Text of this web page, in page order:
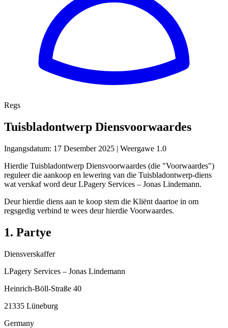
Regs
Tuisbladontwerp Diensvoorwaardes
Ingangsdatum: 17 Desember 2025 | Weergawe 1.0
Hierdie Tuisbladontwerp Diensvoorwaardes (die "Voorwaardes")
reguleer die aankoop en lewering van die Tuisbladontwerp-diens
wat verskaf word deur LPagery Services – Jonas Lindemann.
Deur hierdie diens aan te koop stem die Kliënt daartoe in om
regsgedig verbind te wees deur hierdie Voorwaardes.
1. Partye
Diensverskaffer
LPagery Services – Jonas Lindemann
Heinrich-Böll-Straße 40
21335 Lüneburg
Germany